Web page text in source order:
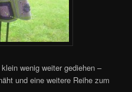
wenig weiter gediehen –
und eine weitere Reihe zum